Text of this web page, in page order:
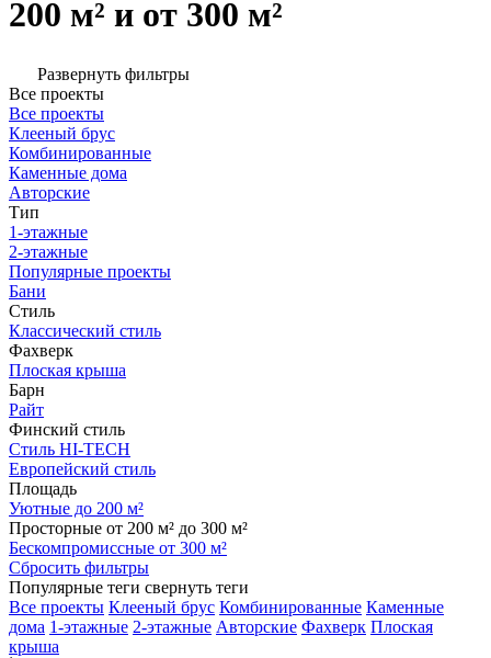
200 м² и от 300 м²
Развернуть фильтры
Все проекты
Все проекты
Клееный брус
Комбинированные
Каменные дома
Авторские
Тип
1-этажные
2-этажные
Популярные проекты
Бани
Стиль
Классический стиль
Фахверк
Плоская крыша
Барн
Райт
Финский стиль
Стиль HI-TECH
Европейский стиль
Площадь
Уютные до 200 м²
Просторные от 200 м² до 300 м²
Бескомпромиссные от 300 м²
Сбросить фильтры
Популярные теги свернуть теги
Все проекты Клееный брус Комбинированные Каменные
дома 1-этажные 2-этажные Авторские Фахверк Плоская
крыша